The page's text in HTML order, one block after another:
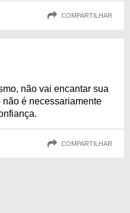
COMPARTILHAR
não vai encantar sua
é necessariamente
COMPARTILHAR